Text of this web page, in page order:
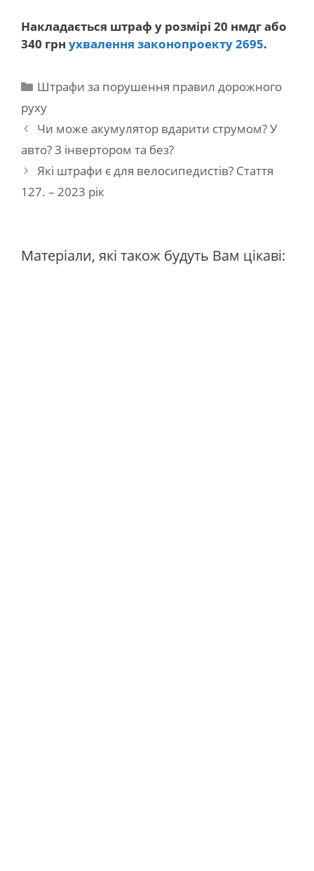
Накладається штраф у розмірі 20 нмдг або
340 грн ухвалення законопроекту 2695.
Категорії
Штрафи за порушення правил дорожного
руху
Навігація
по
Чи може акумулятор вдарити струмом? У
авто? З інвертором та без?
Які штрафи є для велосипедистів? Стаття
127. – 2023 рік
Матеріали, які також будуть Вам цікаві: